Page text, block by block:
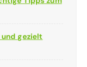
gezielt